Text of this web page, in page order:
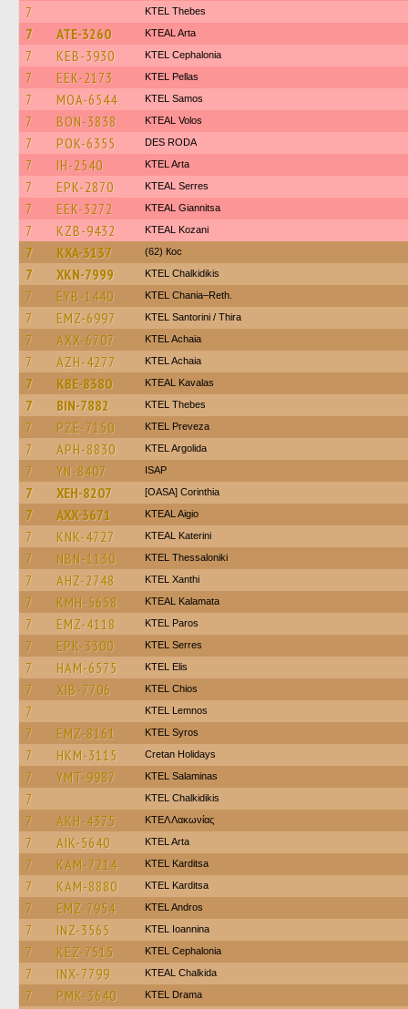
7 KTEL Thebes
7 ATE-3260 KTEAL Arta
7 KEB-3930 KTEL Cephalonia
7 EEK-2173 KTEL Pellas
7 MOA-6544 KTEL Samos
7 BON-3838 KTEAL Volos
7 POK-6355 DES RODA
7 IH-2540 KTEL Arta
7 EPK-2870 KTEAL Serres
7 EEK-3272 KTEAL Giannitsa
7 KZB-9432 KTEAL Kozani
7 KXA-3137 (62) Кос
7 XKN-7999 ΚΤΕL Chalkidikis
7 EYB-1440 KTEL Chania–Reth.
7 EMZ-6997 KTEL Santorini / Thira
7 AXX-6707 KTEL Achaia
7 AZH-4277 KTEL Achaia
7 KBE-8380 KTEAL Kavalas
7 BIN-7882 KTEL Thebes
7 PZE-7150 KTEL Preveza
7 APH-8830 KTEL Argolida
7 YN-8407 ISAP
7 XEH-8207 [OASA] Corinthia
7 AXX-3671 KTEAL Aigio
7 KNK-4727 KTEAL Katerini
7 NBN-1130 KTEL Thessaloniki
7 AHZ-2748 KTEL Xanthi
7 KMH-5658 KTEAL Kalamata
7 EMZ-4118 KTEL Paros
7 EPK-3300 KTEL Serres
7 HAM-6575 KTEL Elis
7 XIB-7706 KTEL Chios
7 KTEL Lemnos
7 EMZ-8161 KTEL Syros
7 HKM-3115 Cretan Holidays
7 YMT-9987 KTEL Salaminas
7 ΚΤΕL Chalkidikis
7 AKH-4375 ΚΤΕΛ Λακωνίας
7 AIK-5640 KTEL Arta
7 KAM-7214 ΚΤΕL Karditsa
7 KAM-8880 ΚΤΕL Karditsa
7 EMZ-7954 KTEL Andros
7 INZ-3565 KTEL Ioannina
7 KEZ-7515 KTEL Cephalonia
7 INX-7799 KTEAL Chalkida
7 PMK-3640 KTEL Drama